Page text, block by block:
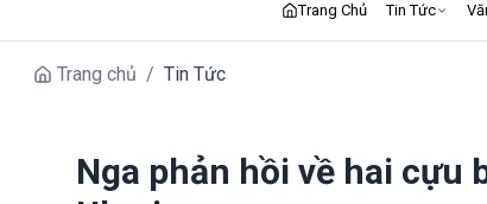
Trang Chủ Tin Tức
Trang chủ / Tin Tức
Nga phản hồi về hai cựu